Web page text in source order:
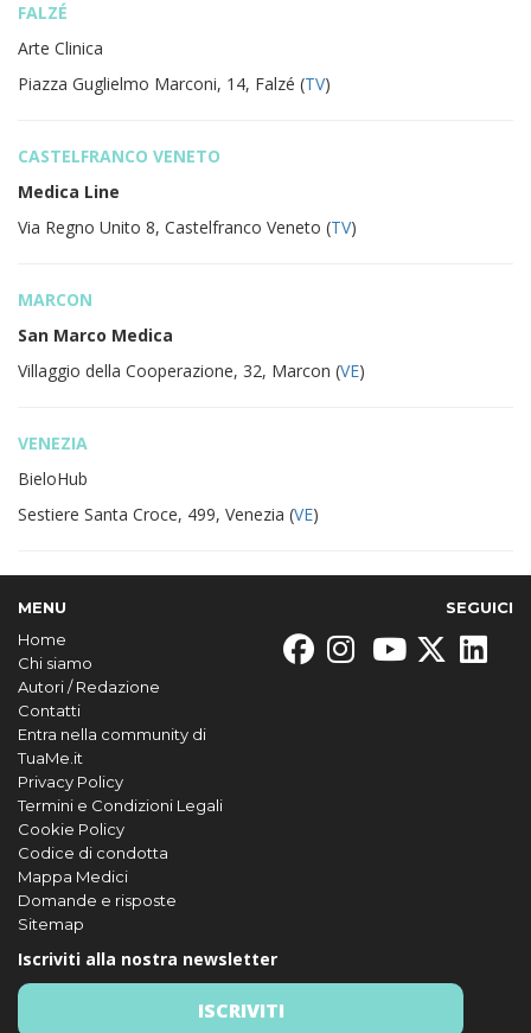
FALZÉ
Arte Clinica
Piazza Guglielmo Marconi, 14, Falzé (TV)
CASTELFRANCO VENETO
Medica Line
Via Regno Unito 8, Castelfranco Veneto (TV)
MARCON
San Marco Medica
Villaggio della Cooperazione, 32, Marcon (VE)
VENEZIA
BieloHub
Sestiere Santa Croce, 499, Venezia (VE)
MENU
Home
Chi siamo
Autori / Redazione
Contatti
Entra nella community di
TuaMe.it
Privacy Policy
Termini e Condizioni Legali
Cookie Policy
Codice di condotta
Mappa Medici
Domande e risposte
Sitemap
SEGUICI
Iscriviti alla nostra newsletter
ISCRIVITI